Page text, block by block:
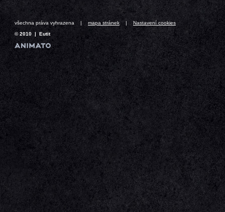
všechna práva vyhrazena | mapa stránek |Nastavení cookies
© 2010 | Eutit